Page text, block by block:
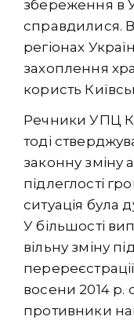
збереження в
справдилися.
регіонах
захоплення
користь
Речники УПЦ
тоді
законну зміну
підлеглості
ситуація була
У більшості
вільну зміну
восени 2014
противники